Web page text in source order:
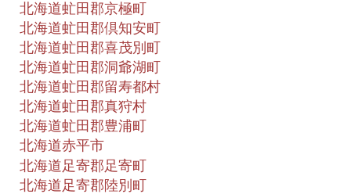
北海道虻田郡京極町
北海道虻田郡倶知安町
北海道虻田郡喜茂別町
北海道虻田郡洞爺湖町
北海道虻田郡留寿都村
北海道虻田郡真狩村
北海道虻田郡豊浦町
北海道赤平市
北海道足寄郡足寄町
北海道足寄郡陸別町